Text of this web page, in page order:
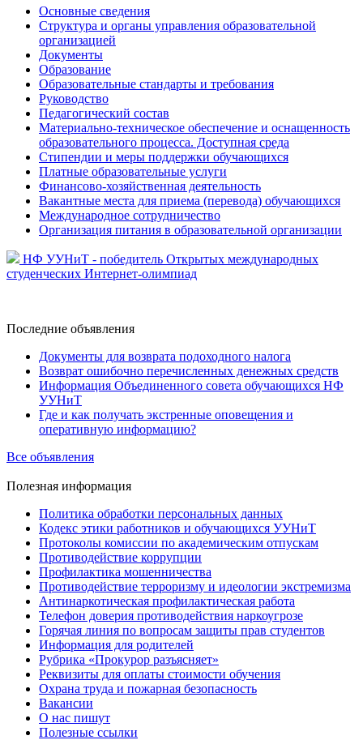
Основные сведения
Структура и органы управления образовательной
организацией
Документы
Образование
Образовательные стандарты и требования
Руководство
Педагогический состав
Материально-техническое обеспечение и оснащенность
образовательного процесса. Доступная среда
Стипендии и меры поддержки обучающихся
Платные образовательные услуги
Финансово-хозяйственная деятельность
Вакантные места для приема (перевода) обучающихся
Международное сотрудничество
Организация питания в образовательной организации
НФ УУНиТ - победитель Открытых международных
студенческих Интернет-олимпиад
Последние объявления
Документы для возврата подоходного налога
Возврат ошибочно перечисленных денежных средств
Информация Объединенного совета обучающихся НФ
УУНиТ
Где и как получать экстренные оповещения и
оперативную информацию?
Все объявления
Полезная информация
Политика обработки персональных данных
Кодекс этики работников и обучающихся УУНиТ
Протоколы комиссии по академическим отпускам
Противодействие коррупции
Профилактика мошенничества
Противодействие терроризму и идеологии экстремизма
Антинаркотическая профилактическая работа
Телефон доверия противодействия наркоугрозе
Горячая линия по вопросам защиты прав студентов
Информация для родителей
Рубрика «Прокурор разъясняет»
Реквизиты для оплаты стоимости обучения
Охрана труда и пожарная безопасность
Вакансии
О нас пишут
Полезные ссылки